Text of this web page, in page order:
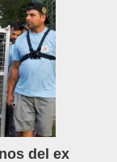
del ex